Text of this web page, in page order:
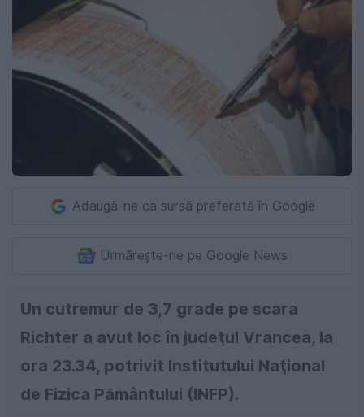
Adaugă-ne ca sursă preferată în Google
Urmărește-ne pe Google News
Un cutremur de 3,7 grade pe scara
Richter a avut loc în judeţul Vrancea, la
ora 23.34, potrivit Institutului Naţional
de Fizica Pământului (INFP).